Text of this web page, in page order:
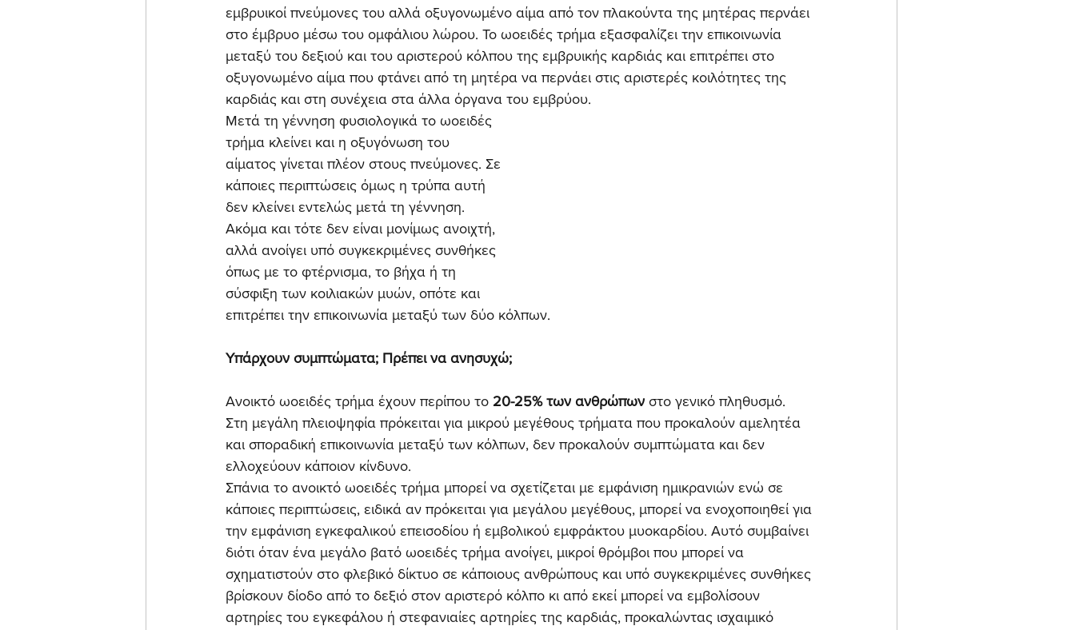
εμβρυικοί πνεύμονες του αλλά οξυγονωμένο αίμα από τον πλακούντα της μητέρας περνάει
στο έμβρυο μέσω του ομφάλιου λώρου. Το ωοειδές τρήμα εξασφαλίζει την επικοινωνία
μεταξύ του δεξιού και του αριστερού κόλπου της εμβρυικής καρδιάς και επιτρέπει στο
οξυγονωμένο αίμα που φτάνει από τη μητέρα να περνάει στις αριστερές κοιλότητες της
καρδιάς και στη συνέχεια στα άλλα όργανα του εμβρύου.
Μετά τη γέννηση φυσιολογικά το ωοειδές
τρήμα κλείνει και η οξυγόνωση του
αίματος γίνεται πλέον στους πνεύμονες. Σε
κάποιες περιπτώσεις όμως η τρύπα αυτή
δεν κλείνει εντελώς μετά τη γέννηση.
Ακόμα και τότε δεν είναι μονίμως ανοιχτή,
αλλά ανοίγει υπό συγκεκριμένες συνθήκες
όπως με το φτέρνισμα, το βήχα ή τη
σύσφιξη των κοιλιακών μυών, οπότε και
επιτρέπει την επικοινωνία μεταξύ των δύο κόλπων.
Υπάρχουν συμπτώματα; Πρέπει να ανησυχώ;
Ανοικτό ωοειδές τρήμα έχουν περίπου το 20-25% των ανθρώπων στο γενικό πληθυσμό.
Στη μεγάλη πλειοψηφία πρόκειται για μικρού μεγέθους τρήματα που προκαλούν αμελητέα
και σποραδική επικοινωνία μεταξύ των κόλπων, δεν προκαλούν συμπτώματα και δεν
ελλοχεύουν κάποιον κίνδυνο.
Σπάνια το ανοικτό ωοειδές τρήμα μπορεί να σχετίζεται με εμφάνιση ημικρανιών ενώ σε
κάποιες περιπτώσεις, ειδικά αν πρόκειται για μεγάλου μεγέθους, μπορεί να ενοχοποιηθεί για
την εμφάνιση εγκεφαλικού επεισοδίου ή εμβολικού εμφράκτου μυοκαρδίου. Αυτό συμβαίνει
διότι όταν ένα μεγάλο βατό ωοειδές τρήμα ανοίγει, μικροί θρόμβοι που μπορεί να
σχηματιστούν στο φλεβικό δίκτυο σε κάποιους ανθρώπους και υπό συγκεκριμένες συνθήκες
βρίσκουν δίοδο από το δεξιό στον αριστερό κόλπο κι από εκεί μπορεί να εμβολίσουν
αρτηρίες του εγκεφάλου ή στεφανιαίες αρτηρίες της καρδιάς, προκαλώντας ισχαιμικό